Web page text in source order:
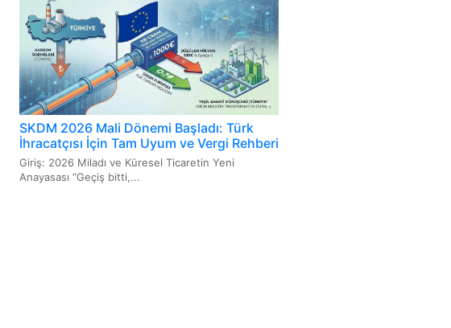
SKDM 2026 Mali Dönemi Başladı: Türk
İhracatçısı İçin Tam Uyum ve Vergi Rehberi
Giriş: 2026 Miladı ve Küresel Ticaretin Yeni
Anayasası “Geçiş bitti,...